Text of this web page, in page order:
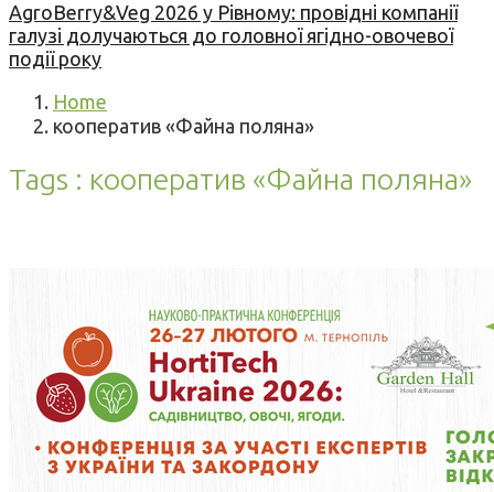
AgroBerry&Veg 2026 у Рівному: провідні компанії
галузі долучаються до головної ягідно-овочевої
події року
Home
кооператив «Файна поляна»
Tags : кооператив «Файна поляна»